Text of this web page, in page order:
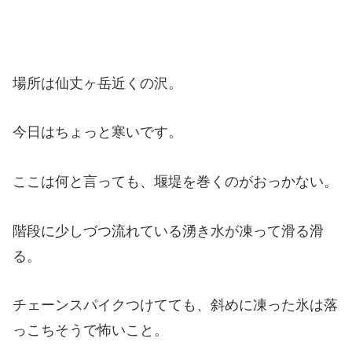
場所は仙丈ヶ岳近くの沢。
今日はちょっと寒いです。
ここは何と言っても、堰堤を巻くのがおっかない。
階段に少しづつ流れている湧き水が凍って滑る滑
る。
チェーンスパイクつけてても、斜めに凍った氷は落
っこちそうで怖いこと。